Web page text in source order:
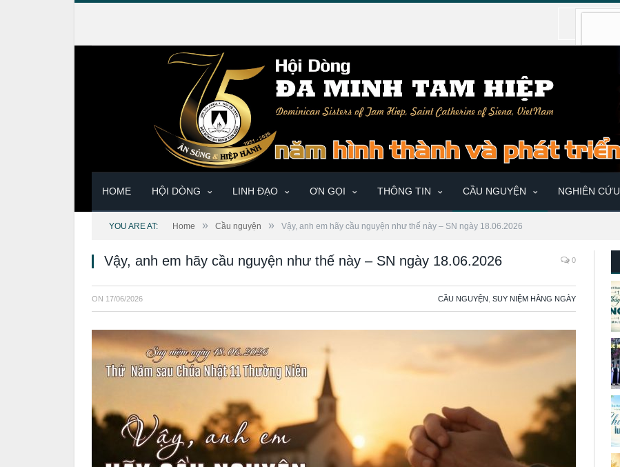
HOME HỘI DÒNG LINH ĐẠO ƠN GỌI THÔNG TIN CẦU NGUYỆN NGHIÊN CỨU
YOU ARE AT: Home » Cầu nguyện » Vậy, anh em hãy cầu nguyện như thế này – SN ngày 18.06.2026
Vậy, anh em hãy cầu nguyện như thế này – SN ngày 18.06.2026 0
ON 17/06/2026 CẦU NGUYỆN SUY NIỆM HẰNG NGÀY